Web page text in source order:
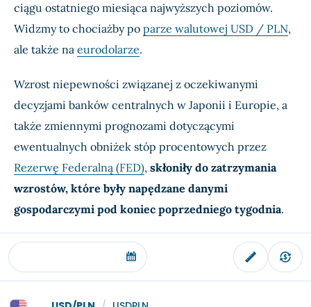
ciągu ostatniego miesiąca najwyższych poziomów.
Widzmy to chociażby po parze walutowej USD / PLN,
ale także na eurodolarze.
Wzrost niepewności związanej z oczekiwanymi
decyzjami banków centralnych w Japonii i Europie, a
także zmiennymi prognozami dotyczącymi
ewentualnych obniżek stóp procentowych przez
Rezerwę Federalną (FED), skłoniły do zatrzymania
wzrostów, które były napędzane danymi
gospodarczymi pod koniec poprzedniego tygodnia.